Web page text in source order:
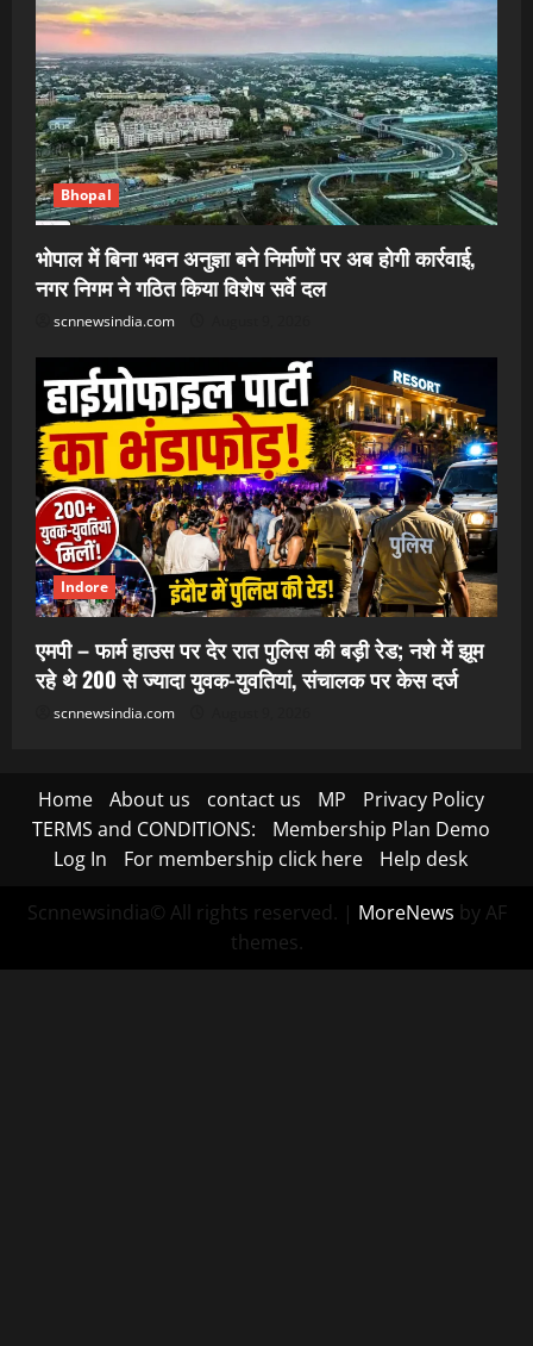
Bhopal
भोपाल में बिना भवन अनुज्ञा बने निर्माणों पर अब होगी कार्रवाई,
नगर निगम ने गठित किया विशेष सर्वे दल
scnnewsindia.com
Indore
एमपी – फार्म हाउस पर देर रात पुलिस की बड़ी रेड; नशे में झूम
रहे थे 200 से ज्यादा युवक-युवतियां, संचालक पर केस दर्ज
scnnewsindia.com
Home About us contact us MP
Privacy Policy
TERMS and CONDITIONS:
Membership Plan Demo
Log In
For membership click here Help desk
Scnnewsindia© All rights reserved. | MoreNews by AF
themes.